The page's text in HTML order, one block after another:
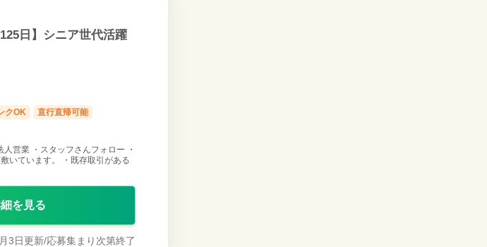
日】シニア世代活躍
クOK
直行直帰可能
営業 ・スタッフさんフォロー ・
いています。 ・既存取引がある
を見る
3日更新/応募集まり次第終了